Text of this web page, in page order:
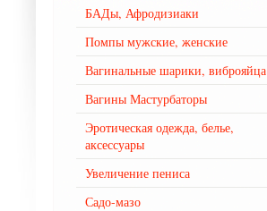
БАДы, Афродизиаки
Помпы мужские, женские
Вагинальные шарики, виброяйца
Вагины Мастурбаторы
Эротическая одежда, белье,
аксессуары
Увеличение пениса
Садо-мазо